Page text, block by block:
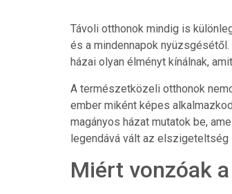
Távoli otthonok mindig is
és a mindennapok
házai olyan élményt kínálnak,
A természetközeli otthonok
ember miként képes
magányos házat mutatok be,
legendává vált az
Miért vonzóak